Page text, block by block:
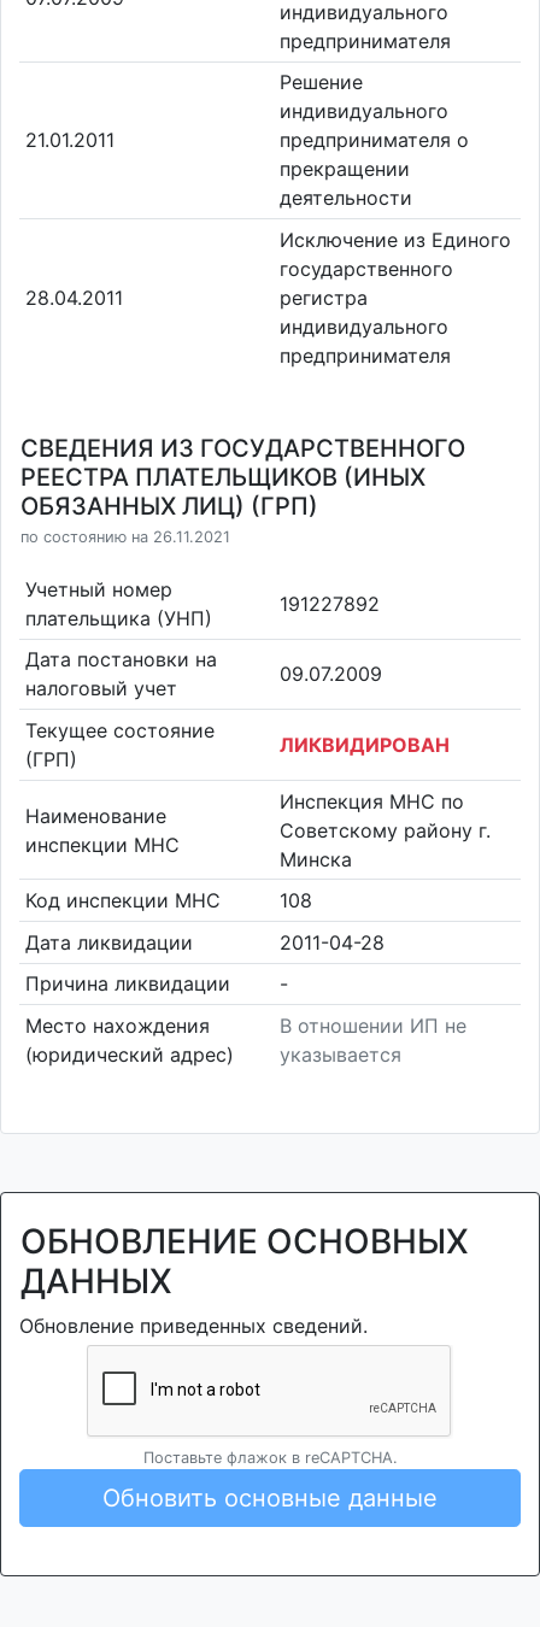
индивидуального
предпринимателя
21.01.2011
Решение
индивидуального
предпринимателя о
прекращении
деятельности
28.04.2011
Исключение из Единого
государственного
регистра
индивидуального
предпринимателя
СВЕДЕНИЯ ИЗ ГОСУДАРСТВЕННОГО
РЕЕСТРА ПЛАТЕЛЬЩИКОВ (ИНЫХ
ОБЯЗАННЫХ ЛИЦ) (ГРП)
по состоянию на 26.11.2021
Учетный номер
плательщика (УНП)
191227892
Дата постановки на
налоговый учет
09.07.2009
Текущее состояние
(ГРП)
ЛИКВИДИРОВАН
Наименование
инспекции МНС
Инспекция МНС по
Советскому району г.
Минска
Код инспекции МНС
108
Дата ликвидации
2011-04-28
Причина ликвидации
-
Место нахождения
(юридический адрес)
В отношении ИП не
указывается
ОБНОВЛЕНИЕ ОСНОВНЫХ
ДАННЫХ
Обновление приведенных сведений.
Поставьте флажок в reCAPTCHA.
Обновить основные данные